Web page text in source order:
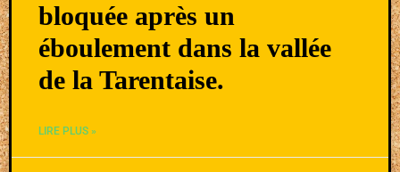
bloquée après un
éboulement dans la vallée
de la Tarentaise.
LIRE PLUS »